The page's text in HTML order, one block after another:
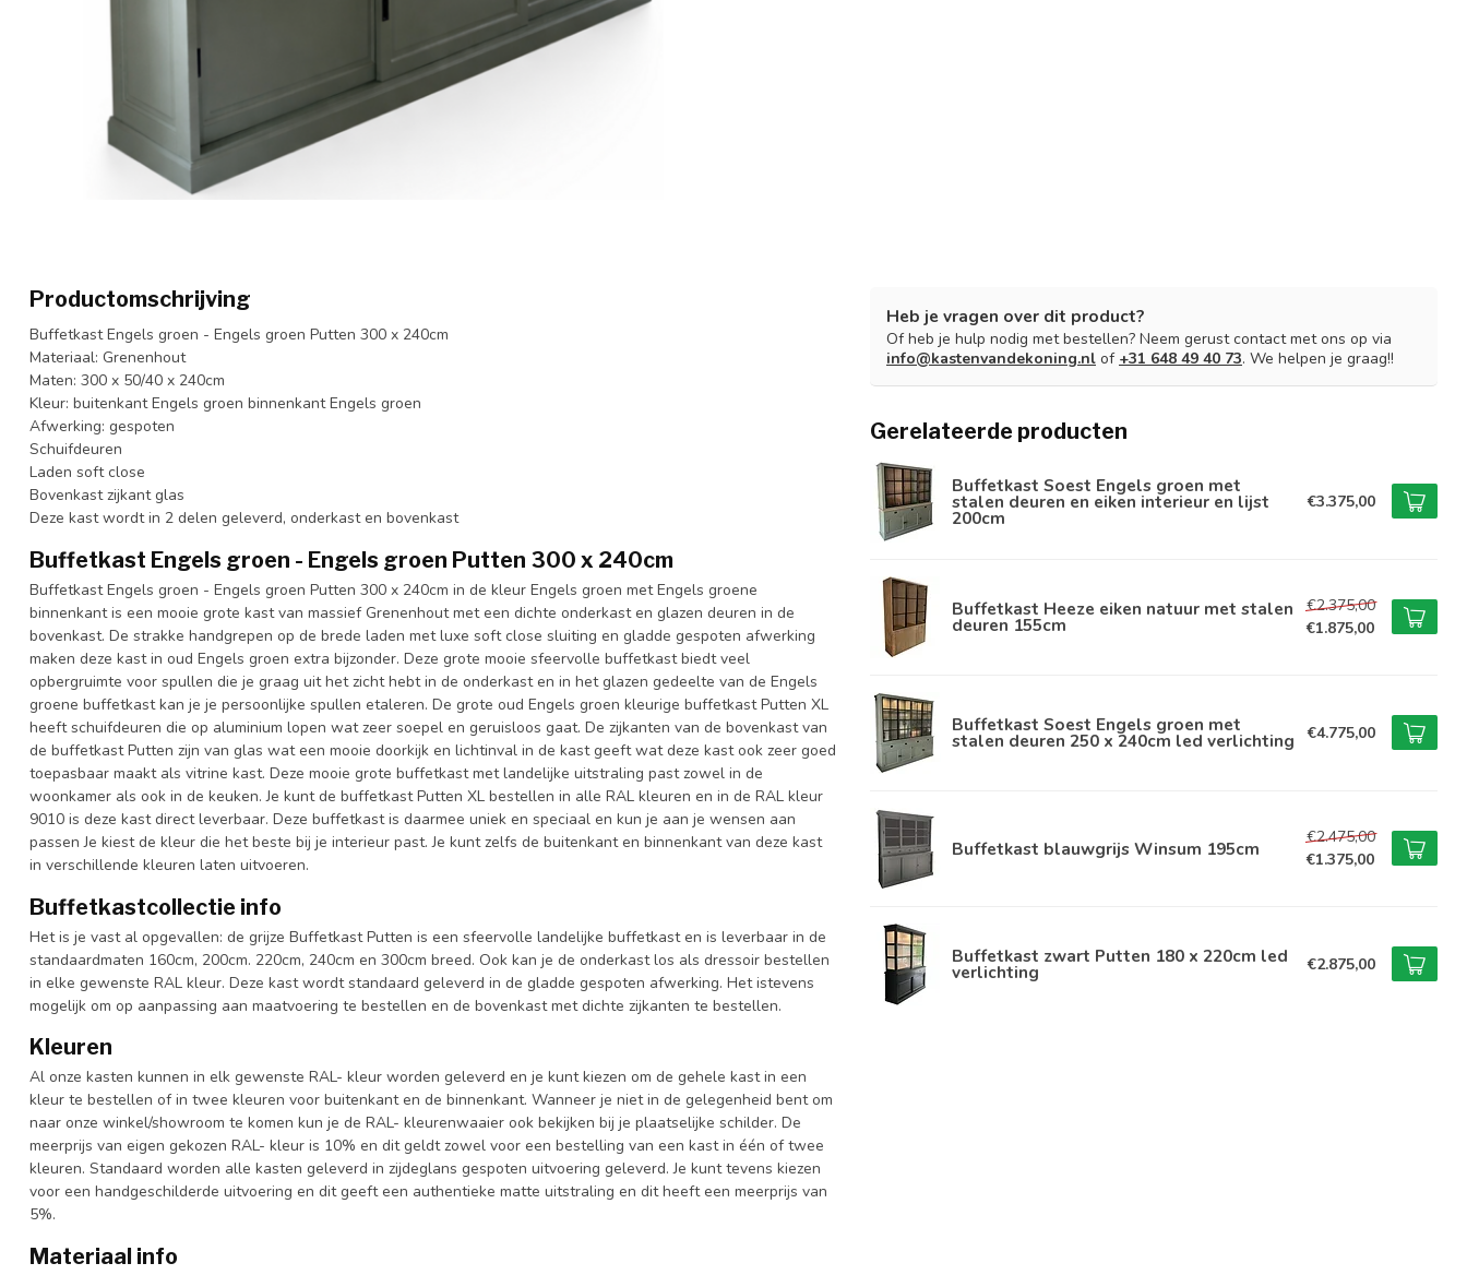
Productomschrijving
Buffetkast Engels groen - Engels groen Putten 300 x 240cm
Materiaal: Grenenhout
Maten: 300 x 50/40 x 240cm
Kleur: buitenkant Engels groen binnenkant Engels groen
Afwerking: gespoten
Schuifdeuren
Laden soft close
Bovenkast zijkant glas
Deze kast wordt in 2 delen geleverd, onderkast en bovenkast
Buffetkast Engels groen - Engels groen Putten 300 x 240cm
Buffetkast Engels groen - Engels groen Putten 300 x 240cm in de kleur Engels groen met Engels groene
binnenkant is een mooie grote kast van massief Grenenhout met een dichte onderkast en glazen deuren in de
bovenkast. De strakke handgrepen op de brede laden met luxe soft close sluiting en gladde gespoten afwerking
maken deze kast in oud Engels groen extra bijzonder. Deze grote mooie sfeervolle buffetkast biedt veel
opbergruimte voor spullen die je graag uit het zicht hebt in de onderkast en in het glazen gedeelte van de Engels
groene buffetkast kan je je persoonlijke spullen etaleren. De grote oud Engels groen kleurige buffetkast Putten XL
heeft schuifdeuren die op aluminium lopen wat zeer soepel en geruisloos gaat. De zijkanten van de bovenkast van
de buffetkast Putten zijn van glas wat een mooie doorkijk en lichtinval in de kast geeft wat deze kast ook zeer goed
toepasbaar maakt als vitrine kast. Deze mooie grote buffetkast met landelijke uitstraling past zowel in de
woonkamer als ook in de keuken. Je kunt de buffetkast Putten XL bestellen in alle RAL kleuren en in de RAL kleur
9010 is deze kast direct leverbaar. Deze buffetkast is daarmee uniek en speciaal en kun je aan je wensen aan
passen Je kiest de kleur die het beste bij je interieur past. Je kunt zelfs de buitenkant en binnenkant van deze kast
in verschillende kleuren laten uitvoeren.
Buffetkastcollectie info
Het is je vast al opgevallen: de grijze Buffetkast Putten is een sfeervolle landelijke buffetkast en is leverbaar in de
standaardmaten 160cm, 200cm. 220cm, 240cm en 300cm breed. Ook kan je de onderkast los als dressoir bestellen
in elke gewenste RAL kleur. Deze kast wordt standaard geleverd in de gladde gespoten afwerking. Het istevens
mogelijk om op aanpassing aan maatvoering te bestellen en de bovenkast met dichte zijkanten te bestellen.
Kleuren
Al onze kasten kunnen in elk gewenste RAL- kleur worden geleverd en je kunt kiezen om de gehele kast in een
kleur te bestellen of in twee kleuren voor buitenkant en de binnenkant. Wanneer je niet in de gelegenheid bent om
naar onze winkel/showroom te komen kun je de RAL- kleurenwaaier ook bekijken bij je plaatselijke schilder. De
meerprijs van eigen gekozen RAL- kleur is 10% en dit geldt zowel voor een bestelling van een kast in één of twee
kleuren. Standaard worden alle kasten geleverd in zijdeglans gespoten uitvoering geleverd. Je kunt tevens kiezen
voor een handgeschilderde uitvoering en dit geeft een authentieke matte uitstraling en dit heeft een meerprijs van
5%.
Materiaal info
Heb je vragen over dit product?
Of heb je hulp nodig met bestellen? Neem gerust contact met ons op via
info@kastenvandekoning.nl of +31 648 49 40 73. We helpen je graag!!
Gerelateerde producten
Buffetkast Soest Engels groen met
stalen deuren en eiken interieur en lijst
200cm
€3.375,00
Buffetkast Heeze eiken natuur met stalen
deuren 155cm
€2.375,00
€1.875,00
Buffetkast Soest Engels groen met
stalen deuren 250 x 240cm led verlichting €4.775,00
Buffetkast blauwgrijs Winsum 195cm
€2.475,00
€1.375,00
Buffetkast zwart Putten 180 x 220cm led
verlichting €2.875,00